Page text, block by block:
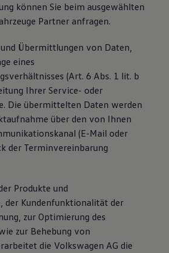
können Sie beim ausgewählten
Partner anfragen.
Übermittlungen von Daten,
eines
(Art. 6 Abs. 1 lit. b
Ihrer Service- oder
Die übermittelten Daten werden
über den von Ihnen
(E-Mail oder
der Terminvereinbarung
Produkte und
der Kundenfunktionalität der
zur Optimierung des
zur Behebung von
die Volkswagen AG die